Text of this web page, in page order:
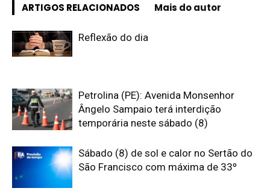
ARTIGOS RELACIONADOS Mais do autor
Reflexão do dia
Petrolina (PE): Avenida Monsenhor
Ângelo Sampaio terá interdição
temporária neste sábado (8)
Sábado (8) de sol e calor no Sertão do
São Francisco com máxima de 33º